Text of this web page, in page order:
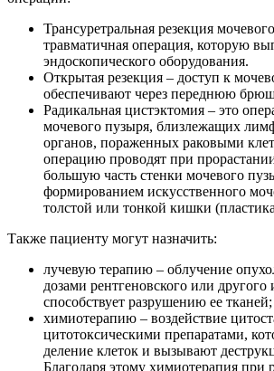
Трансуретральная резекция
травматичная операция, которую
эндоскопического оборудования.
Открытая резекция – доступ к
обеспечивают через переднюю
Радикальная цистэктомия – это
мочевого пузыря, близлежащих
органов, пораженных раковыми
операцию проводят при
большую часть стенки мочевого
формированием искусственного
толстой или тонкой кишки
Также пациенту могут назначить:
лучевую терапию – облучение
дозами рентгеновского или другого
способствует разрушению ее тканей;
химиотерапию – воздействие
цитотоксическими препаратами,
деление клеток и вызывают
Благодаря этому химиотерапия при